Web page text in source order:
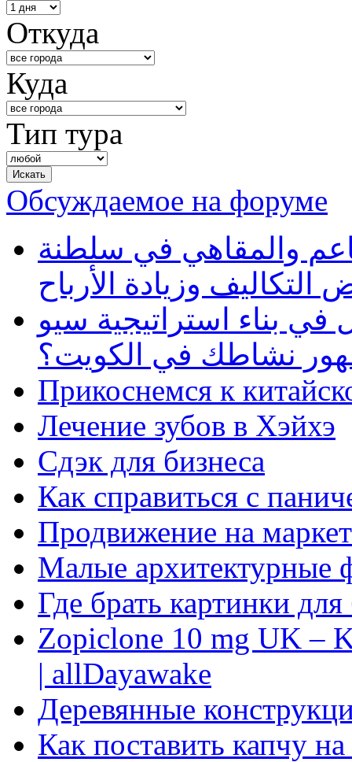
Откуда
Куда
Тип тура
Обсуждаемое на форуме
والمقاهي في سلطنة
وزيادة الأرباح
بناء استراتيجية سيو
نشاطك في الكويت؟
Прикоснемся к
Лечение зубов в Хэйхэ
Сдэк для бизнеса
Как справиться с
Продвижение на
Малые архитектурные
Где брать картинки
Zopiclone 10 mg UK –
| allDayawake
Деревянные
Как поставить капчу